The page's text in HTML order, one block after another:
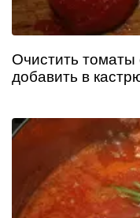
Очистить томаты
добавить в